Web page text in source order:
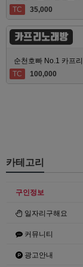
TC
35,000
카프리노래방
순천호빠 No.1 카프
TC
100,000
카테고리
구인정보
일자리구해요
커뮤니티
광고안내